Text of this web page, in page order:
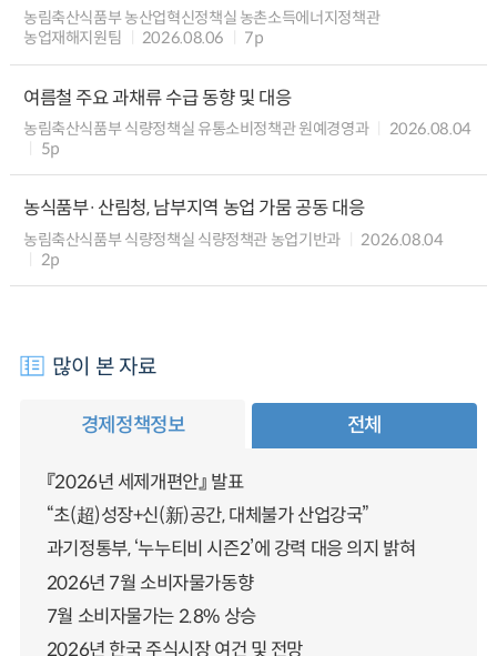
농림축산식품부 농산업혁신정책실 농촌소득에너지정책관
농업재해지원팀
2026.08.06 7p
여름철 주요 과채류 수급 동향 및 대응
농림축산식품부 식량정책실 유통소비정책관 원예경영과
2026.08.04
5p
농식품부·산림청, 남부지역 농업 가뭄 공동 대응
농림축산식품부 식량정책실 식량정책관 농업기반과
2026.08.04
2p
많이 본 자료
경제정책정보 전체
『2026년 세제개편안』 발표
“초(超)성장+신(新)공간, 대체불가 산업강국”
과기정통부, ‘누누티비 시즌2’에 강력 대응 의지 밝혀
2026년 7월 소비자물가동향
7월 소비자물가는 2.8% 상승
2026년 한국 주식시장 여건 및 전망